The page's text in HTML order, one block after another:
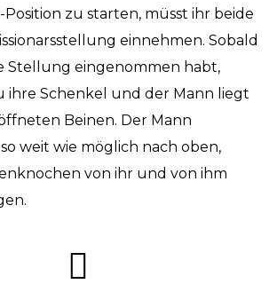
Position zu starten, müsst ihr beide
einnehmen. Sobald
Stellung eingenommen habt,
ihre Schenkel und der Mann liegt
Beinen. Der Mann
weit wie möglich nach oben,
von ihr und von ihm